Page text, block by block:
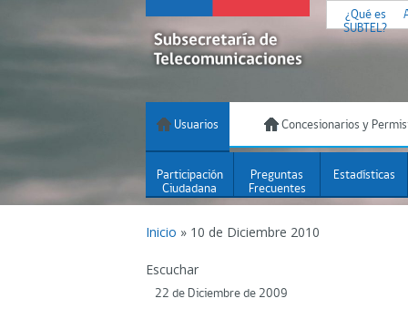
¿Qué es
SUBTEL?
Usuarios Concesionarios y
Participación
Ciudadana
Preguntas
Frecuentes
Estadísticas
Inicio » 10 de Diciembre 2010
Escuchar
22 de Diciembre de 2009